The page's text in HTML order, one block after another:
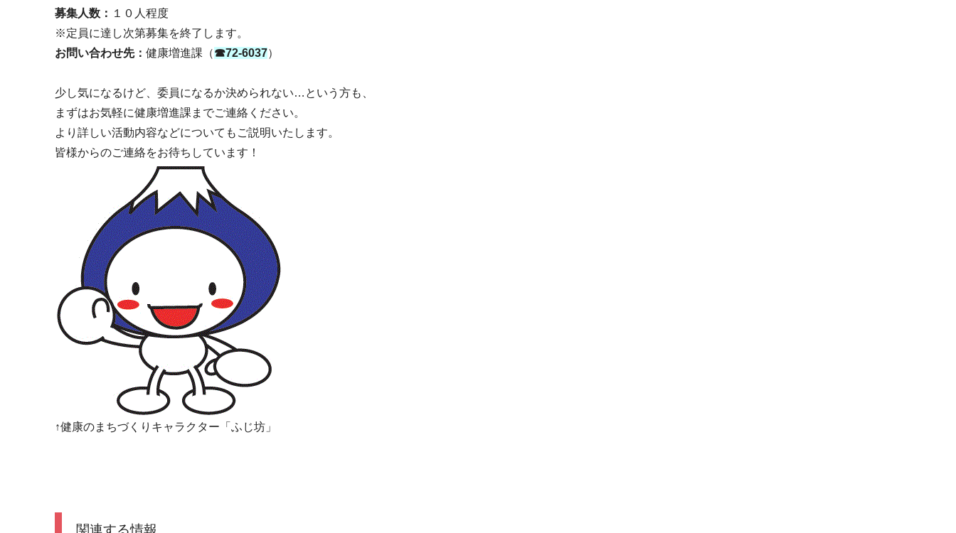
募集人数： １０人程度
※定員に達し次第募集を終了します。
お問い合わせ先： 健康増進課（☎72-6037）
少し気になるけど、委員になるか決められない…という方も、
まずはお気軽に健康増進課までご連絡ください。
より詳しい活動内容などについてもご説明いたします。
皆様からのご連絡をお待ちしています！
↑健康のまちづくりキャラクター「ふじ坊」
関連する情報